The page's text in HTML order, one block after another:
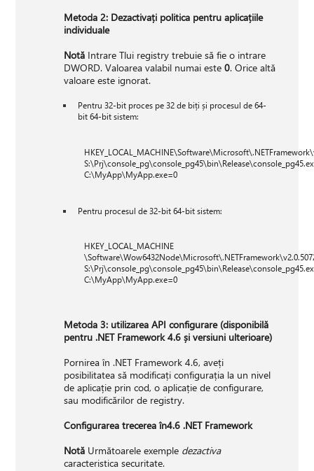
Metoda 2: Dezactivați politica pentru aplicațiile
individuale
NotăIntrare Tlui registry trebuie să fie o intrare
DWORD. Valoarea valabil numai este 0. Orice altă
valoare este ignorat.
Pentru 32-bit proces pe 32 de biți și procesul de 64-
bit 64-bit sistem:
C:\MyApp\MyApp.exe=0
Pentru procesul de 32-bit 64-bit sistem:
HKEY_LOCAL_MACHINE
C:\MyApp\MyApp.exe=0
Metoda 3: utilizarea API configurare (disponibilă
pentru .NET Framework 4.6 și versiuni ulterioare)
Pornirea în .NET Framework 4.6, aveți
posibilitatea să modificați configurația la un nivel
de aplicație prin cod, o aplicație de configurare,
sau modificărilor de registry.
Configurarea trecerea în4.6 .NET Framework
NotăUrmătoarele exemple dezactiva
caracteristica securitate.